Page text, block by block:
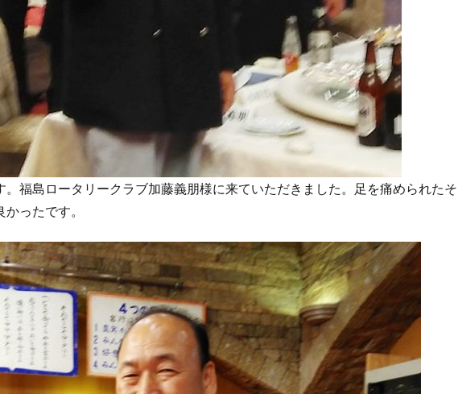
福島ロータリークラブ加藤義朋様に来ていただきました。足を痛められたそ
ったです。